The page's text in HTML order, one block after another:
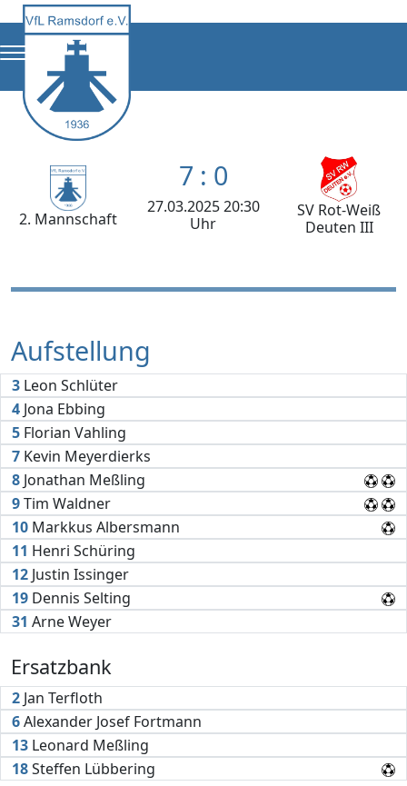
2. Mannschaft
7 : 0
27.03.2025 20:30
Uhr
SV Rot-Weiß
Deuten III
Aufstellung
3 Leon Schlüter
4 Jona Ebbing
5 Florian Vahling
7 Kevin Meyerdierks
8 Jonathan Meßling
9Tim Waldner
10 Markkus Albersmann
11 Henri Schüring
12 Justin Issinger
19 Dennis Selting
31 Arne Weyer
Ersatzbank
2 Jan Terfloth
6Alexander Josef Fortmann
13 Leonard Meßling
18Steffen Lübbering